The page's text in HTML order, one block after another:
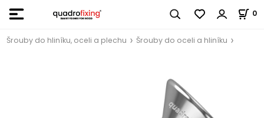
0
Šrouby do hliníku, oceli a plechu Šrouby do oceli a hliníku